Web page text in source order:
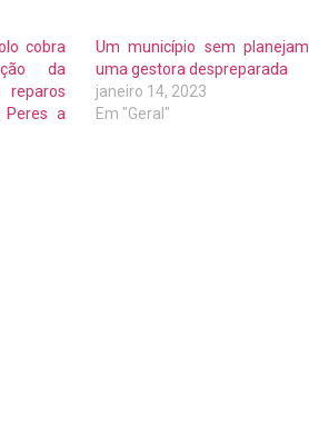
cobra
da
a
Um município sem
uma gestora despreparada
janeiro 14, 2023
Em "Geral"